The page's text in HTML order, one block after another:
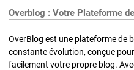
Overblog : Votre Plateforme
OverBlog est une plateforme de
constante évolution, conçue
facilement votre propre blog.